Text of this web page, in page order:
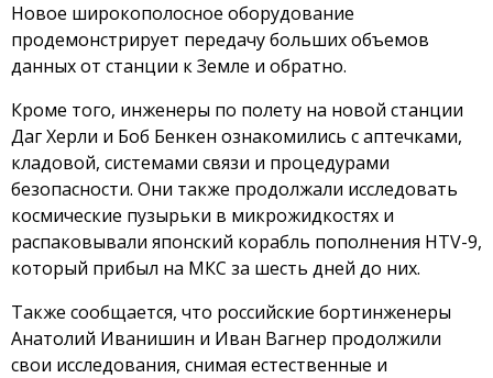
Новое широкополосное оборудование
продемонстрирует передачу больших объемов
данных от станции к Земле и обратно.
Кроме того, инженеры по полету на новой станции
Даг Херли и Боб Бенкен ознакомились с аптечками,
кладовой, системами связи и процедурами
безопасности. Они также продолжали исследовать
космические пузырьки в микрожидкостях и
распаковывали японский корабль пополнения HTV-9,
который прибыл на МКС за шесть дней до них.
Также сообщается, что российские бортинженеры
Анатолий Иванишин и Иван Вагнер продолжили
свои исследования, снимая естественные и